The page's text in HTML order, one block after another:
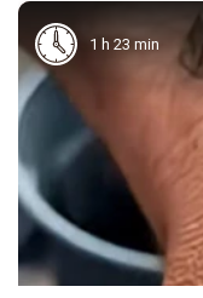
1 h 23 min